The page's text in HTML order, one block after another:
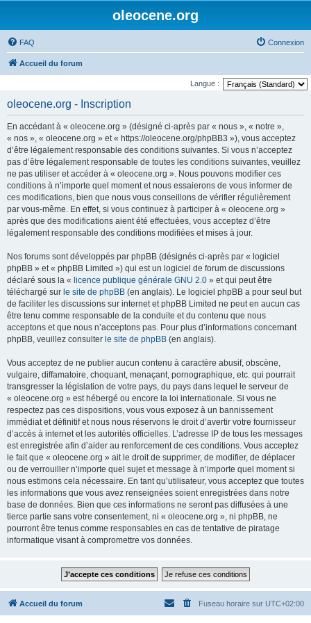
oleocene.org
FAQ Connexion
Accueil du forum
Langue :
oleocene.org - Inscription
En accédant à « oleocene.org » (désigné ci-après par « nous », « notre »,
« nos », « oleocene.org » et « https://oleocene.org/phpBB3 »), vous acceptez
d’être légalement responsable des conditions suivantes. Si vous n’acceptez
pas d’être légalement responsable de toutes les conditions suivantes, veuillez
ne pas utiliser et accéder à « oleocene.org ». Nous pouvons modifier ces
conditions à n’importe quel moment et nous essaierons de vous informer de
ces modifications, bien que nous vous conseillons de vérifier régulièrement
par vous-même. En effet, si vous continuez à participer à « oleocene.org »
après que des modifications aient été effectuées, vous acceptez d’être
légalement responsable des conditions modifiées et mises à jour.
Nos forums sont développés par phpBB (désignés ci-après par « logiciel
phpBB » et « phpBB Limited ») qui est un logiciel de forum de discussions
déclaré sous la « licence publique générale GNU 2.0 » et qui peut être
téléchargé sur le site de phpBB (en anglais). Le logiciel phpBB a pour seul but
de faciliter les discussions sur internet et phpBB Limited ne peut en aucun cas
être tenu comme responsable de la conduite et du contenu que nous
acceptons et que nous n’acceptons pas. Pour plus d’informations concernant
phpBB, veuillez consulter le site de phpBB (en anglais).
Vous acceptez de ne publier aucun contenu à caractère abusif, obscène,
vulgaire, diffamatoire, choquant, menaçant, pornographique, etc. qui pourrait
transgresser la législation de votre pays, du pays dans lequel le serveur de
« oleocene.org » est hébergé ou encore la loi internationale. Si vous ne
respectez pas ces dispositions, vous vous exposez à un bannissement
immédiat et définitif et nous nous réservons le droit d’avertir votre fournisseur
d’accès à internet et les autorités officielles. L’adresse IP de tous les messages
est enregistrée afin d’aider au renforcement de ces conditions. Vous acceptez
le fait que « oleocene.org » ait le droit de supprimer, de modifier, de déplacer
ou de verrouiller n’importe quel sujet et message à n’importe quel moment si
nous estimons cela nécessaire. En tant qu’utilisateur, vous acceptez que toutes
les informations que vous avez renseignées soient enregistrées dans notre
base de données. Bien que ces informations ne seront pas diffusées à une
tierce partie sans votre consentement, ni « oleocene.org », ni phpBB, ne
pourront être tenus comme responsables en cas de tentative de piratage
informatique visant à compromettre vos données.
Accueil du forum Fuseau horaire sur UTC+02:00